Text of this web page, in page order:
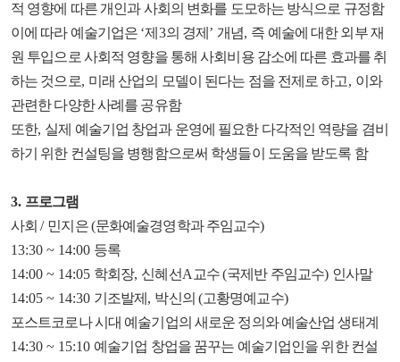
적 영향에 따른 개인과 사회의 변화를 도모하는 방식으로 규정함
이에 따라 예술기업은 ‘제 3의 경제 ’ 개념, 즉 예술에 대한 외부 재
원 투입으로 사회적 영향을 통해 사회비용 감소에 따른 효과를 취
하는 것으로, 미래 산업의 모델이 된다는 점을 전제로 하고, 이와
관련한 다양한 사례를 공유함
또한, 실제 예술기업 창업과 운영에 필요한 다각적인 역량을 겸비
하기 위한 컨설팅을 병행함으로써 학생들이 도움을 받도록 함
3. 프로그램
사회/ 민지은(문화예술경영학과 주임교수)
13:30 ~ 14:00 등록
14:00 ~ 14:05 학회장, 신혜선A 교수(국제반 주임교수) 인사말
14:05 ~ 14:30 기조발제 , 박신의 (고황명예교수)
포스트코로나 시대 예술기업의 새로운 정의와 예술산업 생태계
14:30 ~ 15:10 예술기업 창업을 꿈꾸는 예술기업인을 위한 컨설